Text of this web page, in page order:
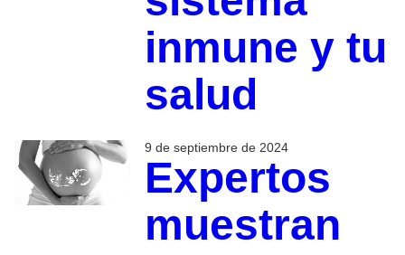
inmune y tu
salud
9 de septiembre de 2024
Expertos
muestran